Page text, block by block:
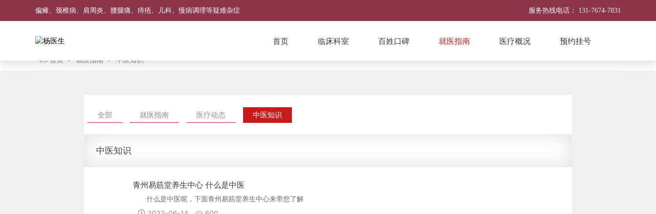
偏瘫、颈椎病、肩周炎、腰腿痛、痔疮、儿科、慢病调理等疑难杂症 服务热线电话： 131-7674-7831
首页 临床科室 百姓口碑 就医指南 医疗概况 预约挂号
首页 就医指南 中医知识
全部 就医指南 医疗动态 中医知识
中医知识
青州易筋堂养生中心 什么是中医
什么是中医呢，下面青州易筋堂养生中心来带您了解